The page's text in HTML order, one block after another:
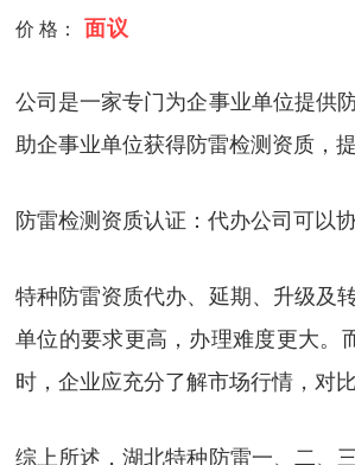
价 格： 面议
公司是一家专门为企事业单位提供
助企事业单位获得防雷检测资质，
防雷检测资质认证：代办公司可以
特种防雷资质代办、延期、升级及
单位的要求更高，办理难度更大。
时，企业应充分了解市场行情，对
综上所述，湖北特种防雷一、二、